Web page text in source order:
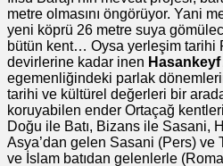
metre olmasını öngörüyor. Yani
yeni köprü 26 metre suya
bütün kent… Oysa yerleşim tarihi
devirlerine kadar inen Hasankeyf
egemenliğindeki parlak
tarihi ve kültürel değerleri bir
koruyabilen ender Ortaçağ
Doğu ile Batı, Bizans ile Sasani,
Asya’dan gelen Sasani (Pers) ve
ve İslam batıdan gelenlerle